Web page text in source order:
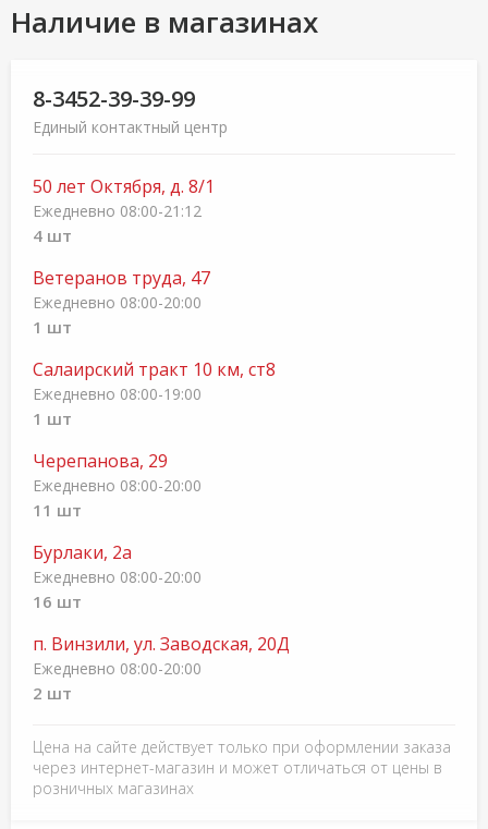
Наличие в магазинах
8-3452-39-39-99
Единый контактный центр
50 лет Октября, д. 8/1
Ежедневно 08:00-21:12
4 шт
Ветеранов труда, 47
Ежедневно 08:00-20:00
1 шт
Салаирский тракт 10 км, ст8
Ежедневно 08:00-19:00
1 шт
Черепанова, 29
Ежедневно 08:00-20:00
11 шт
Бурлаки, 2а
Ежедневно 08:00-20:00
16 шт
п. Винзили, ул. Заводская, 20Д
Ежедневно 08:00-20:00
2 шт
Цена на сайте действует только при оформлении заказа
через интернет-магазин и может отличаться от цены в
розничных магазинах